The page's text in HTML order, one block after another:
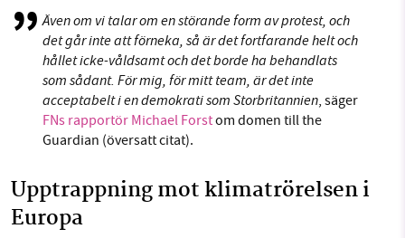
Även om vi talar om en störande form av protest, och
det går inte att förneka, så är det fortfarande helt och
hållet icke-våldsamt och det borde ha behandlats
som sådant. För mig, för mitt team, är det inte
acceptabelt i en demokrati som Storbritannien, säger
FNs rapportör Michael Forstom domen till the
Guardian (översatt citat).
Upptrappning mot klimatrörelsen i
Europa